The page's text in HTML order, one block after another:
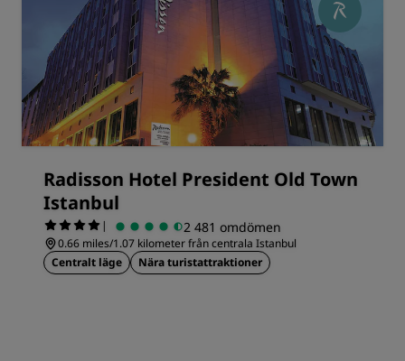
Radisson Hotel President Old Town
Istanbul
| 2 481 omdömen
0.66 miles/1.07 kilometer från centrala Istanbul
Centralt läge
Nära turistattraktioner